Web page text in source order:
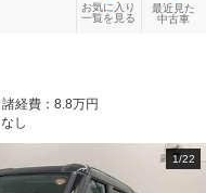
お気に入り
一覧を見る
最近見た
中古車
諸経費： 8.8万円
なし
1/22